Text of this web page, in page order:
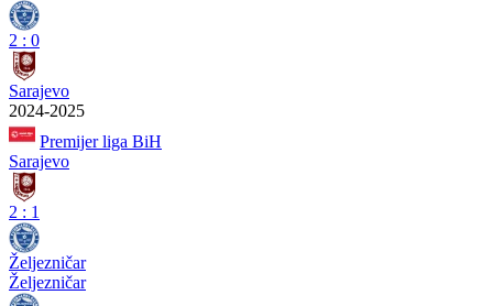
2 : 0
Sarajevo
2024-2025
Premijer liga BiH
Sarajevo
2 : 1
Željezničar
Željezničar